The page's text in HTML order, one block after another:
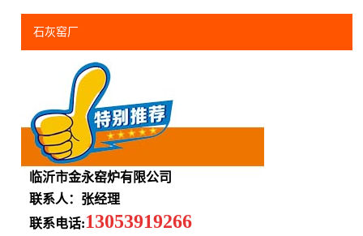
石灰窑厂
临沂市金永窑炉有限公司
联系人：张经理
联系电话:13053919266